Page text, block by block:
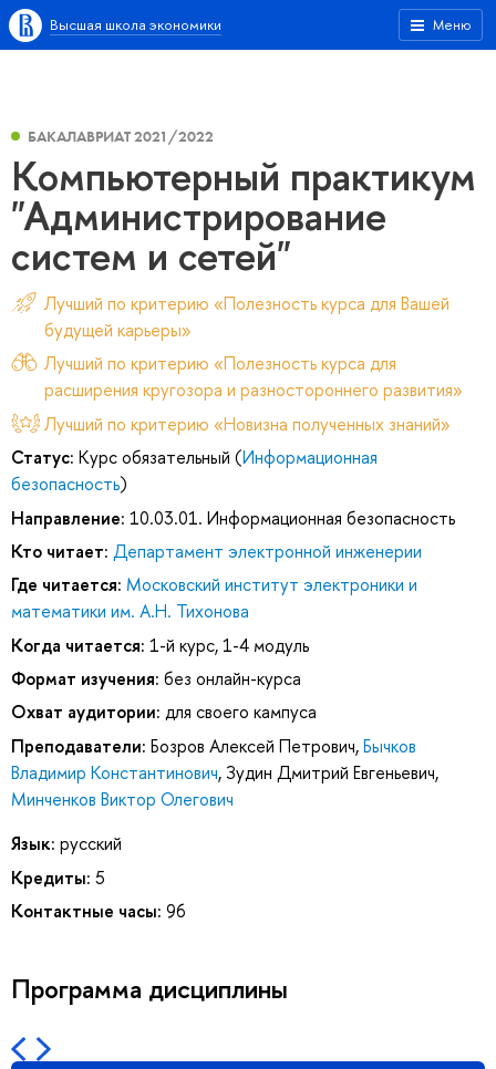
Меню
Высшая школа экономики
БАКАЛАВРИАТ 2021/2022
Компьютерный практикум
"Администрирование
систем и сетей"
Лучший по критерию «Полезность курса для Вашей
будущей карьеры»
Лучший по критерию «Полезность курса для
расширения кругозора и разностороннего развития»
Лучший по критерию «Новизна полученных знаний»
Статус: Курс обязательный (Информационная
безопасность)
Направление: 10.03.01. Информационная безопасность
Кто читает: Департамент электронной инженерии
Где читается: Московский институт электроники и
математики им. А.Н. Тихонова
Когда читается: 1-й курс, 1-4 модуль
Формат изучения: без онлайн-курса
Охват аудитории: для своего кампуса
Преподаватели: Бозров Алексей Петрович,Бычков
Владимир Константинович, Зудин Дмитрий Евгеньевич,
Минченков Виктор Олегович
Язык: русский
Кредиты: 5
Контактные часы: 96
Программа дисциплины